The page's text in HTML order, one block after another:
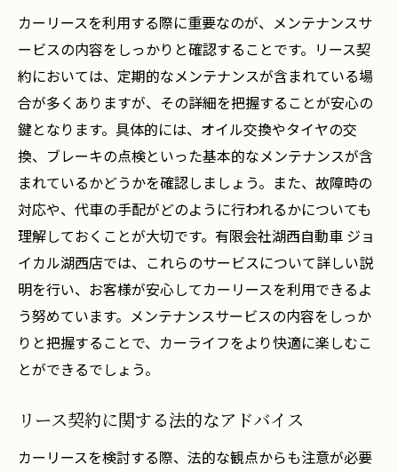
カーリースを利用する際に重要なのが、メンテナンスサ
ービスの内容をしっかりと確認することです。リース契
約においては、定期的なメンテナンスが含まれている場
合が多くありますが、その詳細を把握することが安心の
鍵となります。具体的には、オイル交換やタイヤの交
換、ブレーキの点検といった基本的なメンテナンスが含
まれているかどうかを確認しましょう。また、故障時の
対応や、代車の手配がどのように行われるかについても
理解しておくことが大切です。有限会社湖西自動車 ジョ
イカル湖西店では、これらのサービスについて詳しい説
明を行い、お客様が安心してカーリースを利用できるよ
う努めています。メンテナンスサービスの内容をしっか
りと把握することで、カーライフをより快適に楽しむこ
とができるでしょう。
リース契約に関する法的なアドバイス
カーリースを検討する際、法的な観点からも注意が必要